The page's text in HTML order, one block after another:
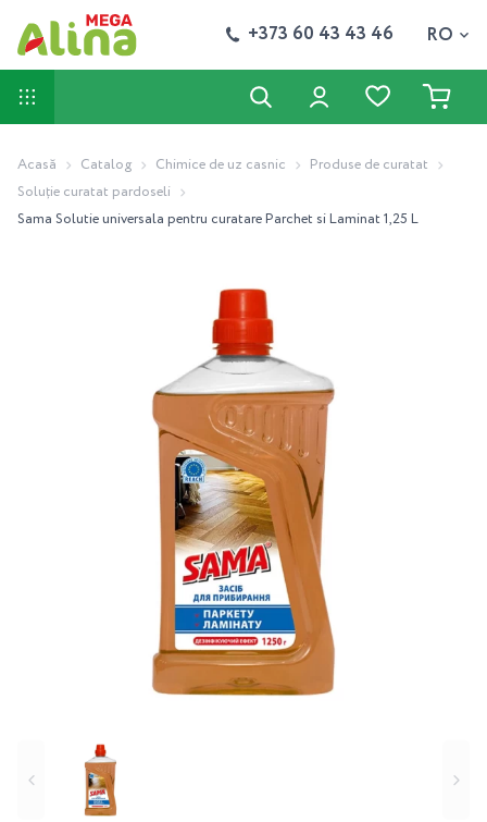
+373 60 43 43 46 RO
Acasă Catalog Chimice de uz casnic
Produse de curatat
Soluție curatat pardoseli
Sama Solutie universala pentru curatare Parchet si Laminat 1,25 L